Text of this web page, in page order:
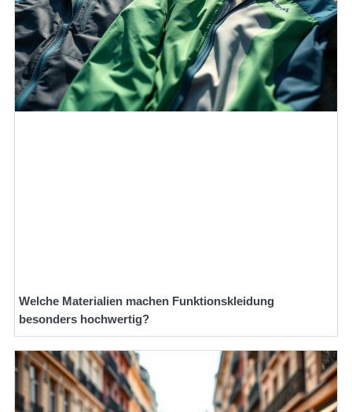
Welche Materialien machen Funktionskleidung
besonders hochwertig?